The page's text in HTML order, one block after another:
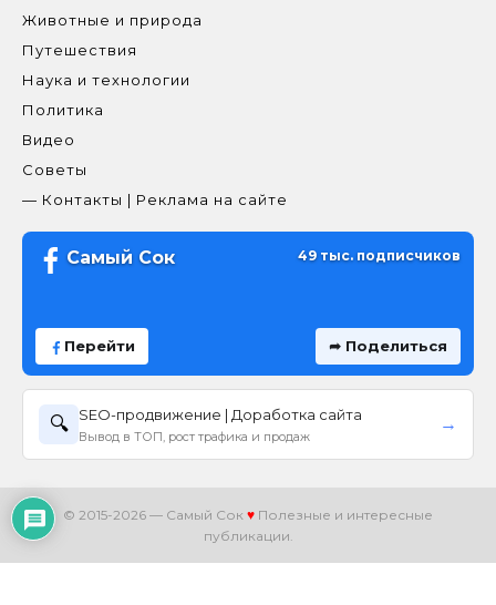
Животные и природа
Путешествия
Наука и технологии
Политика
Видео
Советы
— Контакты | Реклама на сайте
Самый Сок 49 тыс. подписчиков
Перейти ➦ Поделиться
🔍 SEO-продвижение | Доработка сайта
Вывод в ТОП, рост трафика и продаж
→
© 2015-2026 — Самый Сок ♥ Полезные и интересные
публикации.